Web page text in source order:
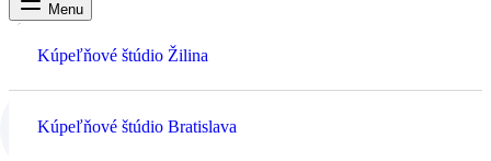
Menu
Kúpeľňové štúdio Žilina
Kúpeľňové štúdio Bratislava
Košík